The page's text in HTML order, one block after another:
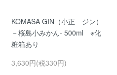
KOMASA GIN（小正 ジン）
－桜島小みかん- 500ml ※化
粧箱あり
3,630円(税330円)